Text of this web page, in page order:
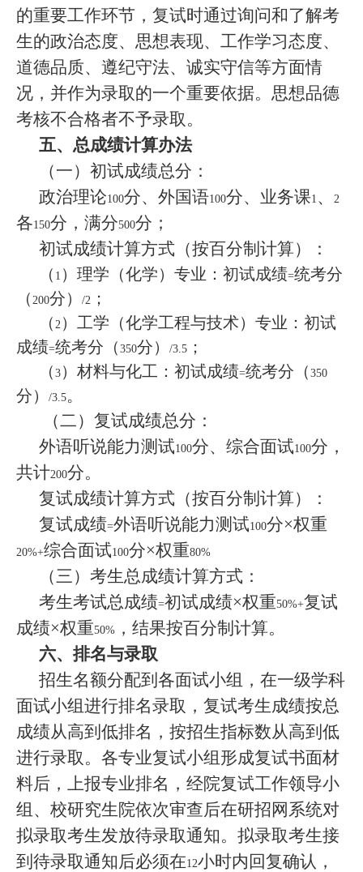
的重要工作环节，复试时通过询问和了解考
生的政治态度、思想表现、工作学习态度、
道德品质、遵纪守法、诚实守信等方面情
况，并作为录取的一个重要依据。思想品德
考核不合格者不予录取。
五、总成绩计算办法
（一）初试成绩总分：
政治理论100分、外国语100分、业务课1 、 2
各150分，满分500分；
初试成绩计算方式（按百分制计算）：
（ 1 ）理学（化学）专业：初试成绩=统考分
（ 200分） /2 ；
（ 2 ）工学（化学工程与技术）专业：初试
成绩=统考分（ 350分） /3.5 ；
（ 3 ）材料与化工：初试成绩=统考分（ 350
分） /3.5。
（二）复试成绩总分：
外语听说能力测试100分、综合面试100分，
共计200分。
复试成绩计算方式（按百分制计算）：
复试成绩=外语听说能力测试100分×权重
20%+综合面试100分×权重80%
（三）考生总成绩计算方式：
考生考试总成绩=初试成绩×权重50%+复试
成绩×权重50% ，结果按百分制计算。
六、排名与录取
招生名额分配到各面试小组，在一级学科
面试小组进行排名录取，复试考生成绩按总
成绩从高到低排名，按招生指标数从高到低
进行录取。各专业复试小组形成复试书面材
料后，上报专业排名，经院复试工作领导小
组、校研究生院依次审查后在研招网系统对
拟录取考生发放待录取通知。拟录取考生接
到待录取通知后必须在12小时内回复确认，